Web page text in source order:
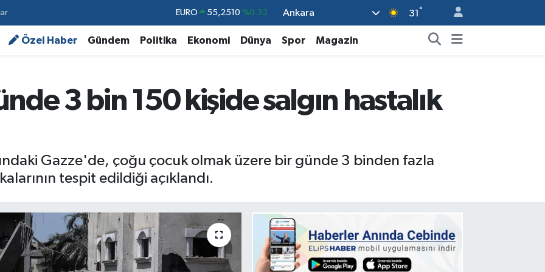
STERLİN 64,4811 %0.38
GRAM ALTIN 6660.55 %0.03
DOLAR 47,7436 %0.18
Ankara 31 °
Özel Haber Gündem Politika Ekonomi Dünya Spor Magazin
3 bin 150 kişide salgın hastalık
Gazze'de, çoğu çocuk olmak üzere bir günde 3 binden fazla
tespit edildiği açıklandı.